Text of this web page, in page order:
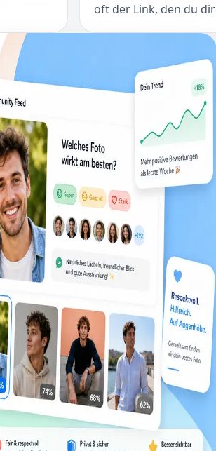
oft der Link, den du